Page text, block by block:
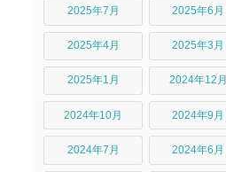
2025年7月 2025年6月
2025年4月 2025年3月
2025年1月 2024年12月
2024年10月 2024年9月
2024年7月 2024年6月